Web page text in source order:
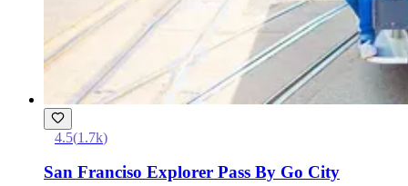
4.5(1.7k)
San Franciso Explorer Pass By Go City